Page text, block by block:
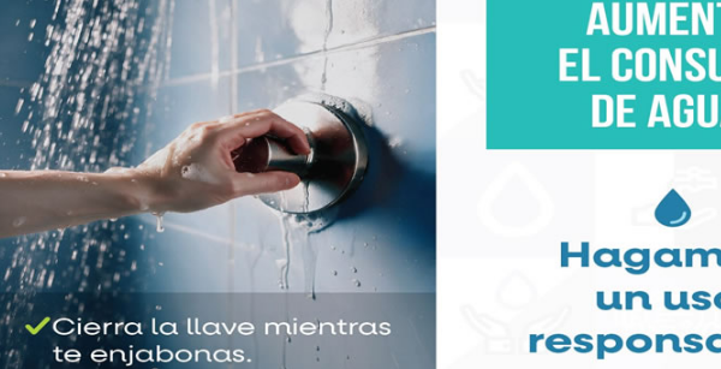
Martha Julia, uno de los primeros amores públicos de Soto, quien a su
que la ha envuelto en estas últimas semanas, después de
fue la tercera en discordia durante su noviazgo con el galán de
tantos años que yo ya no quiero hablar de nadie que no sea de mi
preguntas sobre el tema.
reportero le hizo hincapié en la importancia de aclarar este rumor, la
“Sin comentarios, no, cero”.
día piensa contar su versión de esta historia, Martha Julia señaló: